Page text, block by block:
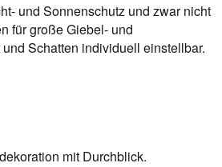
und Sonnenschutz und zwar nicht
für große Giebel- und
Schatten individuell einstellbar.
mit Durchblick.